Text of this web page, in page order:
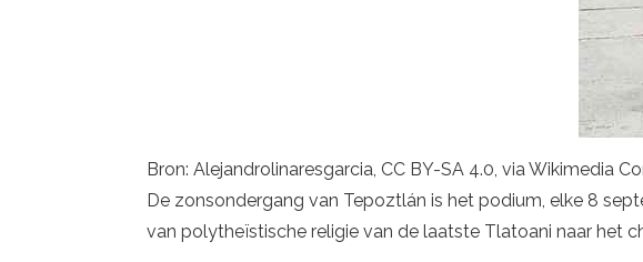
Bron: Alejandrolinaresgarcia, CC BY-SA 4.0, via Wikimedia
De zonsondergang van Tepoztlán is het podium, elke 8
van polytheïstische religie van de laatste Tlatoani naar het